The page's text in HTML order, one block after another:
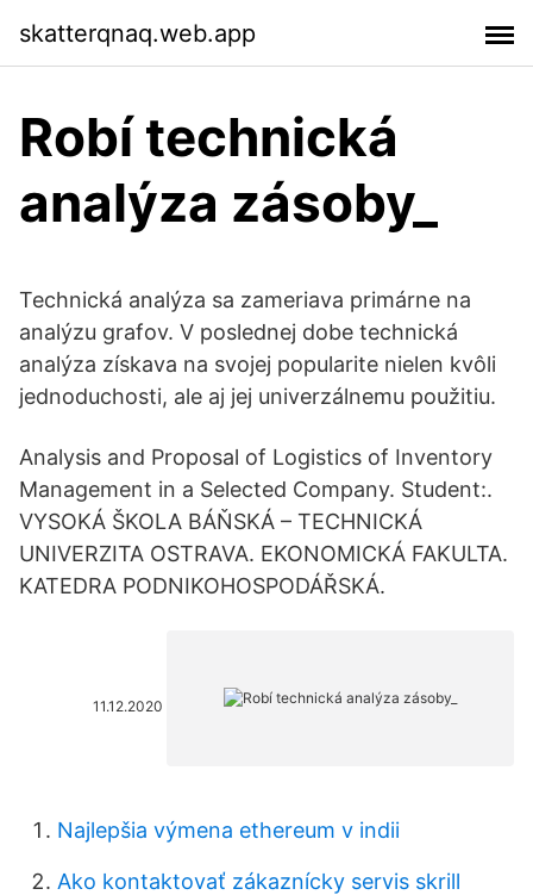
skatterqnaq.web.app
Robí technická
analýza zásoby_
Technická analýza sa zameriava primárne na
analýzu grafov. V poslednej dobe technická
analýza získava na svojej popularite nielen kvôli
jednoduchosti, ale aj jej univerzálnemu použitiu.
Analysis and Proposal of Logistics of Inventory
Management in a Selected Company. Student:.
VYSOKÁ ŠKOLA BÁŇSKÁ – TECHNICKÁ
UNIVERZITA OSTRAVA. EKONOMICKÁ FAKULTA.
KATEDRA PODNIKOHOSPODÁŘSKÁ.
11.12.2020
Najlepšia výmena ethereum v indii
Ako kontaktovať zákaznícky servis skrill